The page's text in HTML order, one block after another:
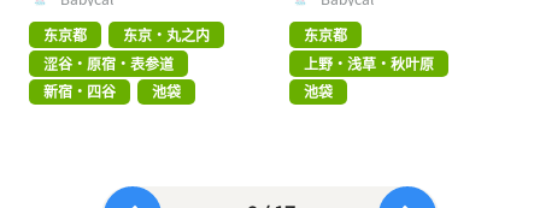
东京都
东京・丸之内
涩谷・原宿・表参道
新宿・四谷
池袋
东京都
上野・浅草・秋叶原
池袋